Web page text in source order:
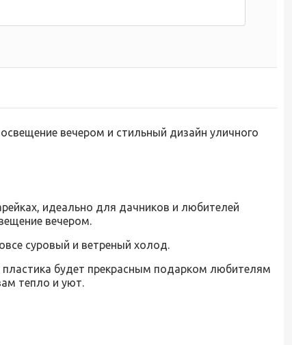
вечером и стильный дизайн уличного
идеально для дачников и любителей
вечером.
суровый и ветреный холод.
будет прекрасным подарком любителям
тепло и уют.